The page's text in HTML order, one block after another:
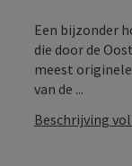
Een bijzonder
die door de
meest
van de ...
Beschrijving